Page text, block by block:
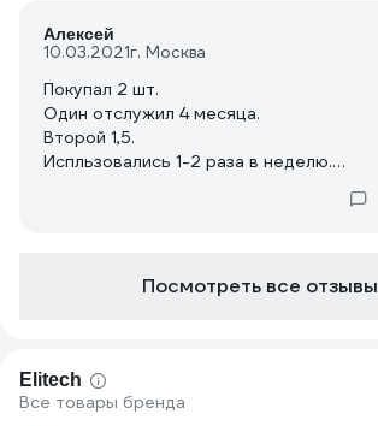
Алексей
10.03.2021г. Москва
Покупал 2 шт.
Один отслужил 4 месяца.
Второй 1,5.
Испльзовались 1-2 раза в неделю.
Посмотреть все отзывы
Elitech
Все товары бренда